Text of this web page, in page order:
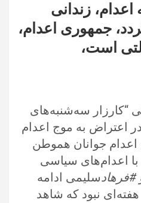
زندانی
جمهوری اعدام،
است،
ماه ۱۴۰۲، وقتی “کارزار سه‌شنبه‌های
اعتراض به موج اعدام
جوانان هموطن
اعدام‌های سیاسی
#فرهادسلیمی ادامه
۲۹ هفته، هفته‌ای نبود که شاهد